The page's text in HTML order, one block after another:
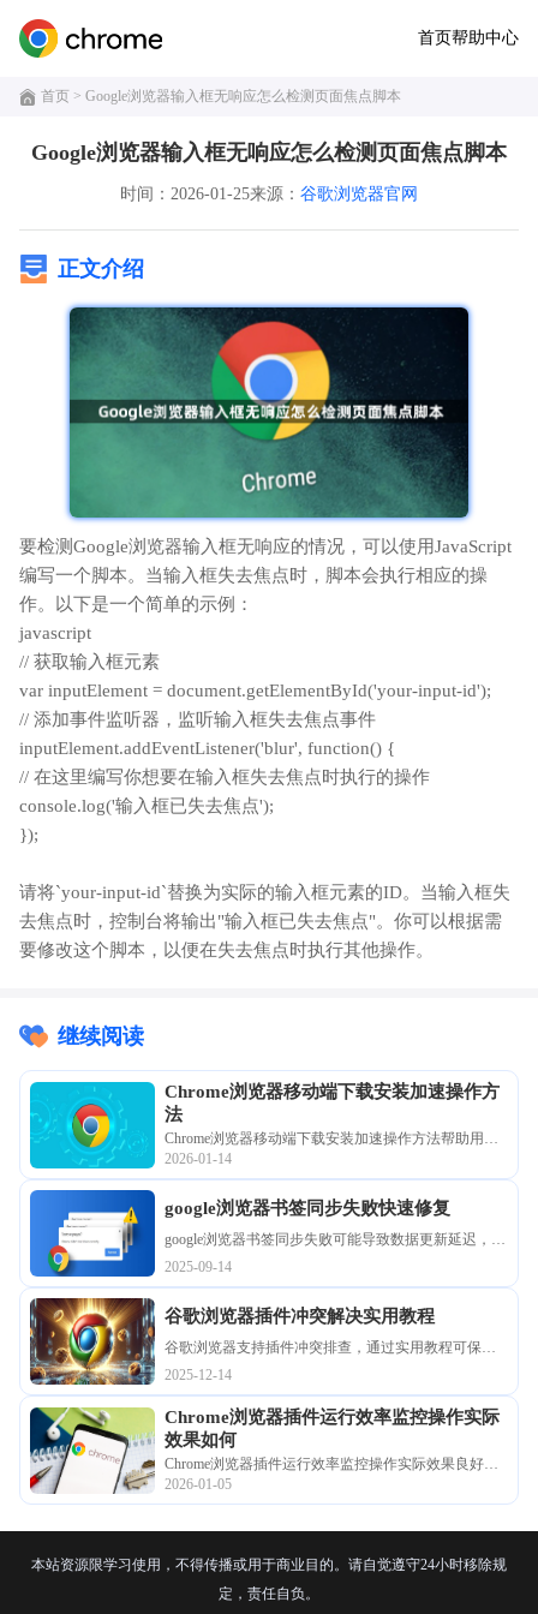
首页帮助中心
首页 > Google浏览器输入框无响应怎么检测页面焦点脚本
Google浏览器输入框无响应怎么检测页面焦点脚本
时间：2026-01-25来源： 谷歌浏览器官网
正文介绍
要检测Google浏览器输入框无响应的情况，可以使用JavaScript
编写一个脚本。当输入框失去焦点时，脚本会执行相应的操
作。以下是一个简单的示例：
javascript
// 获取输入框元素
var inputElement = document.getElementById('your-input-id');
// 添加事件监听器，监听输入框失去焦点事件
inputElement.addEventListener('blur', function() {
// 在这里编写你想要在输入框失去焦点时执行的操作
console.log('输入框已失去焦点');
});
请将`your-input-id`替换为实际的输入框元素的ID。当输入框失
去焦点时，控制台将输出"输入框已失去焦点"。你可以根据需
要修改这个脚本，以便在失去焦点时执行其他操作。
继续阅读
Chrome浏览器移动端下载安装加速操作方
法
Chrome浏览器移动端下载安装加速操作方法帮助用户
缩短下载和安装时间。操作步骤包括网络优化及流程
2026-01-14
google浏览器书签同步失败快速修复
google浏览器书签同步失败可能导致数据更新延迟，本
教程提供快速修复方法，包括检查账户登录、调整同
步设置和手动刷新操作，确保书签数据完整安全。
2025-09-14
谷歌浏览器插件冲突解决实用教程
谷歌浏览器支持插件冲突排查，通过实用教程可保障
扩展稳定运行。用户掌握方法可避免插件干扰。
2025-12-14
Chrome浏览器插件运行效率监控操作实际
效果如何
Chrome浏览器插件运行效率监控操作实际效果良好，
用户可以实时查看插件性能消耗，优化插件管理，保
2026-01-05
本站资源限学习使用，不得传播或用于商业目的。请自觉遵守24小时移除规
定，责任自负。